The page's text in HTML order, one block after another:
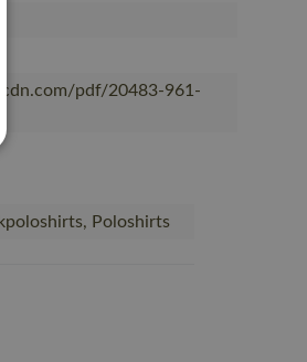
pdf/20483-961-
Poloshirts